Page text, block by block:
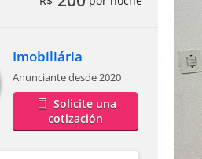
Imobiliária
Anunciante desde 2020
Solicite una
cotización